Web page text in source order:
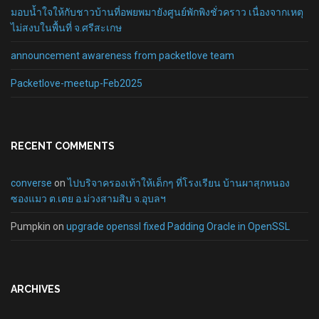
มอบน้ำใจให้กับชาวบ้านที่อพยพมายังศูนย์พักพิงชั่วคราว เนื่องจากเหตุ
ไม่สงบในพื้นที่ จ.ศรีสะเกษ
announcement awareness from packetlove team
Packetlove-meetup-Feb2025
RECENT COMMENTS
converse onไปบริจาครองเท้าให้เด็กๆ ที่โรงเรียน บ้านผาสุกหนอง
ซองแมว ต.เตย อ.ม่วงสามสิบ จ.อุบลฯ
Pumpkin on upgrade openssl fixed Padding Oracle in OpenSSL
ARCHIVES